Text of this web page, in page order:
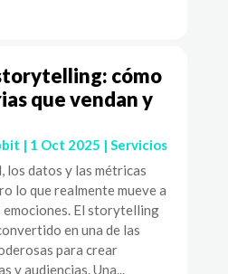
cómo
que vendan y
| 1 Oct 2025 | Servicios
los datos y las métricas
lo que realmente mueve a
emociones. El storytelling
en una de las
para crear
y audiencias. Una...